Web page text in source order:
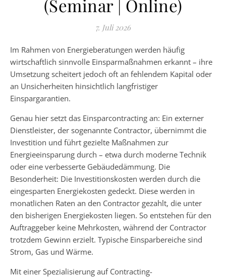
(Seminar | Online)
7. Juli 2026
Im Rahmen von Energieberatungen werden häufig
wirtschaftlich sinnvolle Einsparmaßnahmen erkannt – ihre
Umsetzung scheitert jedoch oft an fehlendem Kapital oder
an Unsicherheiten hinsichtlich langfristiger
Einspargarantien.
Genau hier setzt das Einsparcontracting an: Ein externer
Dienstleister, der sogenannte Contractor, übernimmt die
Investition und führt gezielte Maßnahmen zur
Energieeinsparung durch – etwa durch moderne Technik
oder eine verbesserte Gebäudedämmung. Die
Besonderheit: Die Investitionskosten werden durch die
eingesparten Energiekosten gedeckt. Diese werden in
monatlichen Raten an den Contractor gezahlt, die unter
den bisherigen Energiekosten liegen. So entstehen für den
Auftraggeber keine Mehrkosten, während der Contractor
trotzdem Gewinn erzielt. Typische Einsparbereiche sind
Strom, Gas und Wärme.
Mit einer Spezialisierung auf Contracting-